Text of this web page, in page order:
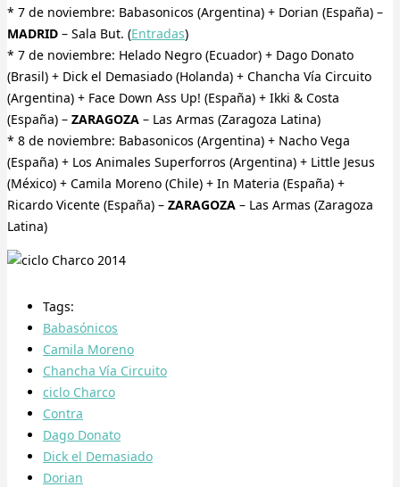
* 7 de noviembre: Babasonicos (Argentina) + Dorian (España) –
MADRID – Sala But. (Entradas)
* 7 de noviembre: Helado Negro (Ecuador) + Dago Donato
(Brasil) + Dick el Demasiado (Holanda) + Chancha Vía Circuito
(Argentina) + Face Down Ass Up! (España) + Ikki & Costa
(España) – ZARAGOZA – Las Armas (Zaragoza Latina)
* 8 de noviembre: Babasonicos (Argentina) + Nacho Vega
(España) + Los Animales Superforros (Argentina) + Little Jesus
(México) + Camila Moreno (Chile) + In Materia (España) +
Ricardo Vicente (España) – ZARAGOZA – Las Armas (Zaragoza
Latina)
Tags:
Babasónicos
Camila Moreno
Chancha Vía Circuito
ciclo Charco
Contra
Dago Donato
Dick el Demasiado
Dorian